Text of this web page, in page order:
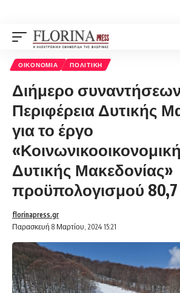
ΟΙΚΟΝΟΜΊΑ ΠΟΛΙΤΙΚΉ
Διήμερο
Περιφέρεια Δυτικής
για το έργο
Δυτικής Μακεδονίας»
προϋπολογισμού 80,7
Παρασκευή 8 Μαρτίου, 2024 15:21
florinapress.gr